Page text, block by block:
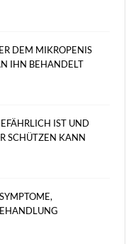
DEM MIKROPENIS
IHN BEHANDELT
IST UND
SCHÜTZEN KANN